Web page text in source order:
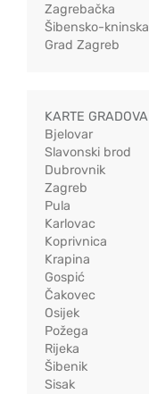
Zagrebačka
Šibensko-kninska
Grad Zagreb
KARTE GRADOVA
Bjelovar
Slavonski brod
Dubrovnik
Zagreb
Pula
Karlovac
Koprivnica
Krapina
Gospić
Čakovec
Osijek
Požega
Rijeka
Šibenik
Sisak